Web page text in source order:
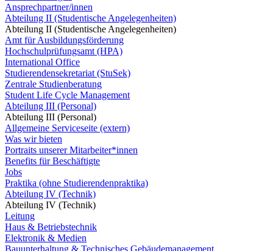
Ansprechpartner/innen
Abteilung II (Studentische Angelegenheiten)
Abteilung II (Studentische Angelegenheiten)
Amt für Ausbildungsförderung
Hochschulprüfungsamt (HPA)
International Office
Studierendensekretariat (StuSek)
Zentrale Studienberatung
Student Life Cycle Management
Abteilung III (Personal)
Abteilung III (Personal)
Allgemeine Serviceseite (extern)
Was wir bieten
Portraits unserer Mitarbeiter*innen
Benefits für Beschäftigte
Jobs
Praktika (ohne Studierendenpraktika)
Abteilung IV (Technik)
Abteilung IV (Technik)
Leitung
Haus & Betriebstechnik
Elektronik & Medien
Bauunterhaltung & Technisches Gebäudemanagement